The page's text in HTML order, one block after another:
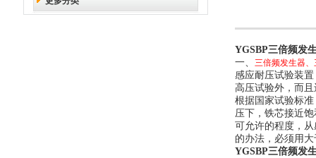
YGSBP三倍频发
一、 三倍频发生器
感应耐压试验装
高压试验外，而
根据国家试验标
压下，铁芯接近
可允许的程度，
的办法，必须用
YGSBP三倍频发